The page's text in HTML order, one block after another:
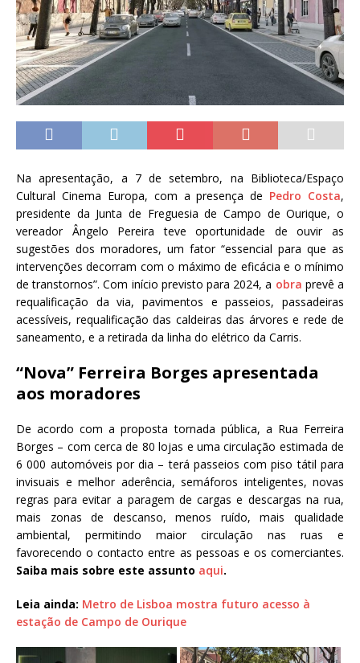
Na apresentação, a 7 de setembro, na Biblioteca/Espaço
Cultural Cinema Europa, com a presença de Pedro Costa,
presidente da Junta de Freguesia de Campo de Ourique, o
vereador Ângelo Pereira teve oportunidade de ouvir as
sugestões dos moradores, um fator “essencial para que as
intervenções decorram com o máximo de eficácia e o mínimo
de transtornos”. Com início previsto para 2024, a obra prevê a
requalificação da via, pavimentos e passeios, passadeiras
acessíveis, requalificação das caldeiras das árvores e rede de
saneamento, e a retirada da linha do elétrico da Carris.
“Nova” Ferreira Borges apresentada
aos moradores
De acordo com a proposta tornada pública, a Rua Ferreira
Borges – com cerca de 80 lojas e uma circulação estimada de
6 000 automóveis por dia – terá passeios com piso tátil para
invisuais e melhor aderência, semáforos inteligentes, novas
regras para evitar a paragem de cargas e descargas na rua,
mais zonas de descanso, menos ruído, mais qualidade
ambiental, permitindo maior circulação nas ruas e
favorecendo o contacto entre as pessoas e os comerciantes.
Saiba mais sobre este assunto aqui.
Leia ainda: Metro de Lisboa mostra futuro acesso à
estação de Campo de Ourique